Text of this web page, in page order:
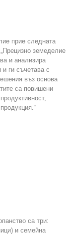
прие следната
земеделие
и анализира
ги съчетава с
въз основа
са повишени
са три:
и семейна